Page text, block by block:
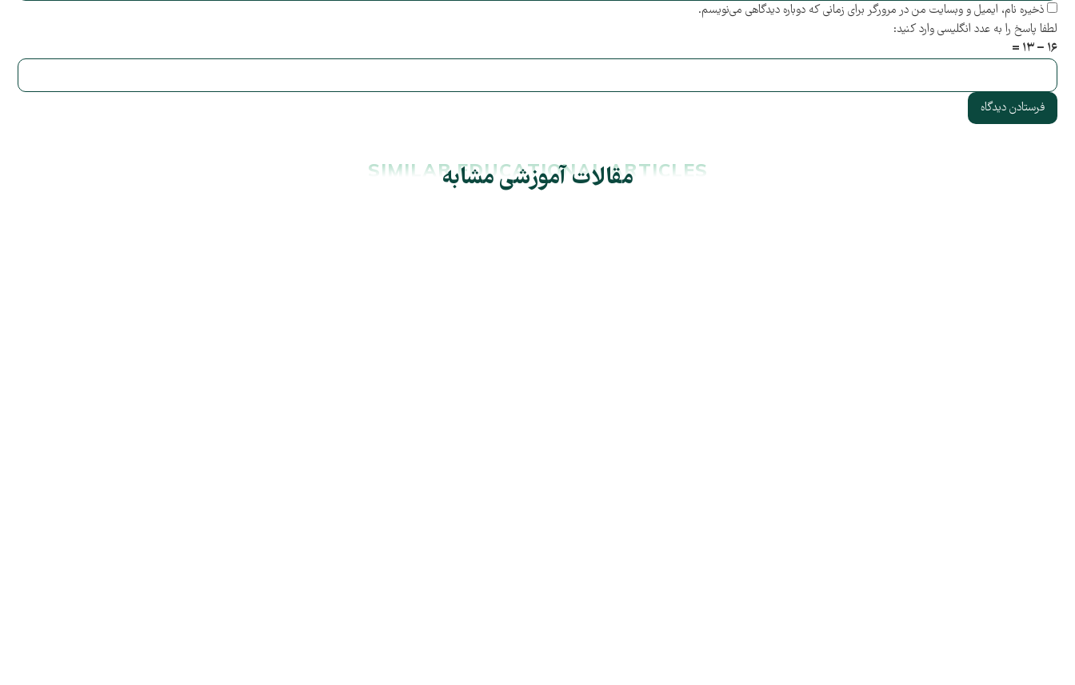
ذخیره نام، ایمیل و وبسایت من در مرورگر برای زمانی که دوباره دیدگاهی می‌نویسم.
لطفا پاسخ را به عدد انگلیسی وارد کنید:
۱۶ − ۱۳ =
SIMILAR EDUCATIONAL ARTICLES
مقالات آموزشی مشابه